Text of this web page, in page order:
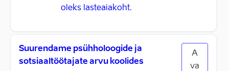
oleks lasteaiakoht.
Suurendame psühholoogide ja
sotsiaaltöötajate arvu koolides
A
va